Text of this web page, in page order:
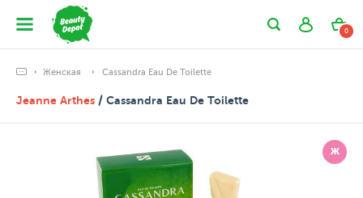
0
Женская Cassandra Eau De Toilette
Jeanne Arthes / Cassandra Eau De Toilette
Ж